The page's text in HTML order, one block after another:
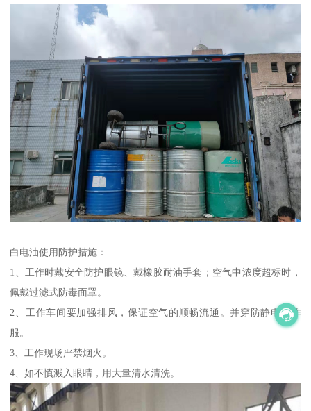
白电油使用防护措施：
1、工作时戴安全防护眼镜、戴橡胶耐油手套；空气中浓度超标时，
佩戴过滤式防毒面罩。
2、工作车间要加强排风，保证空气的顺畅流通。并穿防静电工作
服。
3、工作现场严禁烟火。
4、如不慎溅入眼睛，用大量清水清洗。